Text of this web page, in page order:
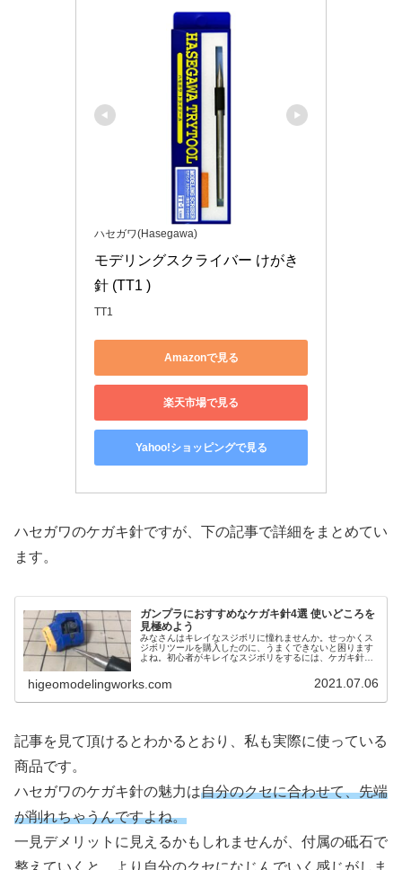
ハセガワ(Hasegawa)
モデリングスクライバー けがき
針 (TT1 )
TT1
Amazonで見る
楽天市場で見る
Yahoo!ショッピングで見る
ハセガワのケガキ針ですが、下の記事で詳細をまとめてい
ます。
ガンプラにおすすめなケガキ針4選 使いどころを
見極めよう
みなさんはキレイなスジボリに憧れませんか。せっかくス
ジボリツールを購入したのに、うまくできないと困ります
よね。初心者がキレイなスジボリをするには、ケガキ針は
higeomodelingworks.com 2021.07.06
記事を見て頂けるとわかるとおり、私も実際に使っている
商品です。
ハセガワのケガキ針の魅力は自分のクセに合わせて、先端
が削れちゃうんですよね。
一見デメリットに見えるかもしれませんが、付属の砥石で
整えていくと、より自分のクセになじんでいく感じがしま